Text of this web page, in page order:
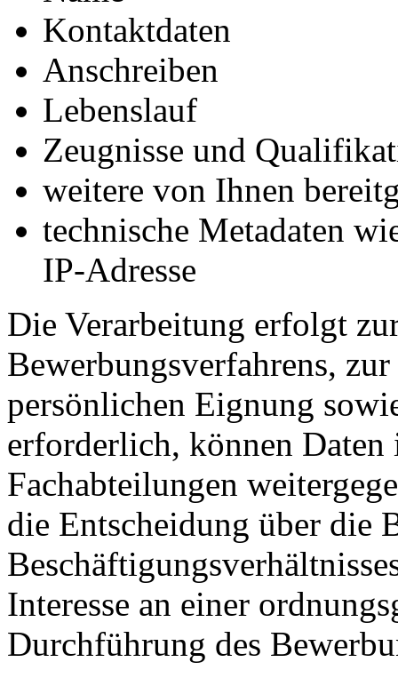
Kontaktdaten
Anschreiben
Lebenslauf
Zeugnisse und
weitere von Ihnen
technische Metadaten
IP-Adresse
Die Verarbeitung erfolgt
Bewerbungsverfahrens,
persönlichen Eignung
erforderlich, können Daten
Fachabteilungen
die Entscheidung über die
Interesse an einer
Durchführung des